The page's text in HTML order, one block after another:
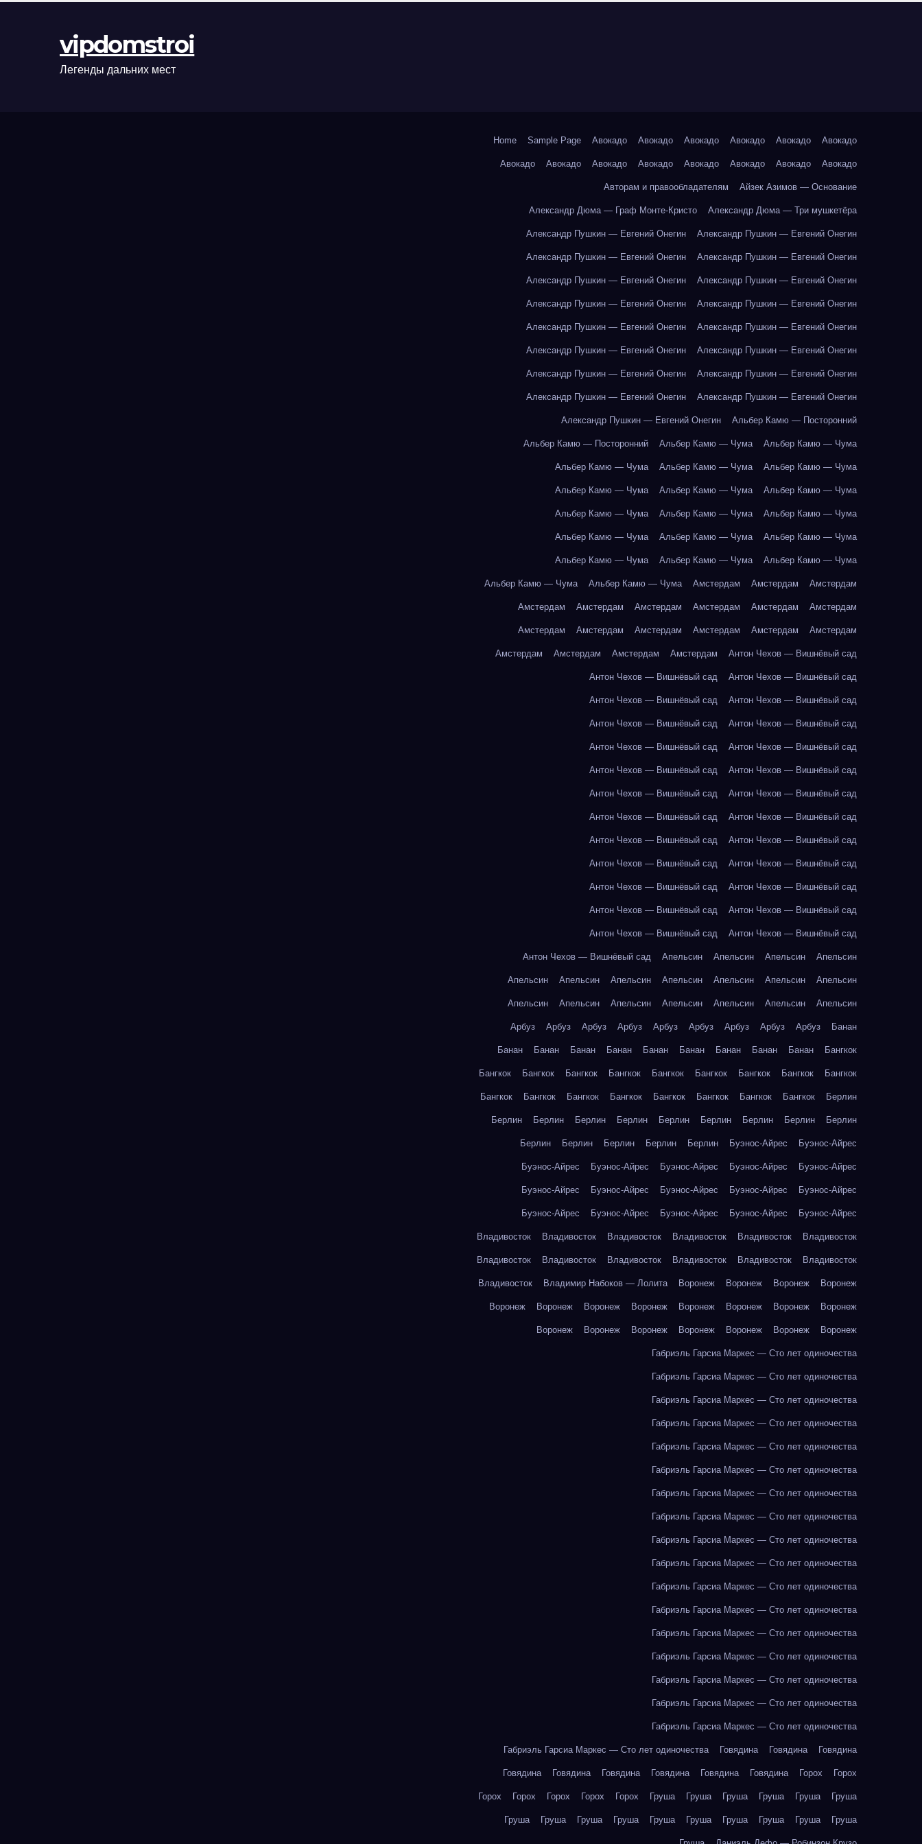
оформления
рыночные
ориентиры
vipdomstroi
Легенды дальних мест
Home Sample Page Авокадо Авокадо Авокадо Авокадо Авокадо Авокадо
Авокадо Авокадо Авокадо Авокадо Авокадо Авокадо Авокадо Авокадо
Авторам и правообладателям Айзек Азимов — Основание
Александр Дюма — Граф Монте-Кристо Александр Дюма — Три мушкетёра
Александр Пушкин — Евгений Онегин Александр Пушкин — Евгений Онегин
Александр Пушкин — Евгений Онегин Александр Пушкин — Евгений Онегин
Александр Пушкин — Евгений Онегин Александр Пушкин — Евгений Онегин
Александр Пушкин — Евгений Онегин Александр Пушкин — Евгений Онегин
Александр Пушкин — Евгений Онегин Александр Пушкин — Евгений Онегин
Александр Пушкин — Евгений Онегин Александр Пушкин — Евгений Онегин
Александр Пушкин — Евгений Онегин Александр Пушкин — Евгений Онегин
Александр Пушкин — Евгений Онегин Александр Пушкин — Евгений Онегин
Александр Пушкин — Евгений Онегин Альбер Камю — Посторонний
Альбер Камю — Посторонний Альбер Камю — Чума Альбер Камю — Чума
Альбер Камю — Чума Альбер Камю — Чума Альбер Камю — Чума
Альбер Камю — Чума Альбер Камю — Чума Альбер Камю — Чума
Альбер Камю — Чума Альбер Камю — Чума Альбер Камю — Чума
Альбер Камю — Чума Альбер Камю — Чума Альбер Камю — Чума
Альбер Камю — Чума Альбер Камю — Чума Альбер Камю — Чума
Альбер Камю — Чума Альбер Камю — Чума Амстердам Амстердам Амстердам
Амстердам Амстердам Амстердам Амстердам Амстердам Амстердам
Амстердам Амстердам Амстердам Амстердам Амстердам Амстердам
Амстердам Амстердам Амстердам Амстердам Антон Чехов — Вишнёвый сад
Антон Чехов — Вишнёвый сад Антон Чехов — Вишнёвый сад
Антон Чехов — Вишнёвый сад Антон Чехов — Вишнёвый сад
Антон Чехов — Вишнёвый сад Антон Чехов — Вишнёвый сад
Антон Чехов — Вишнёвый сад Антон Чехов — Вишнёвый сад
Антон Чехов — Вишнёвый сад Антон Чехов — Вишнёвый сад
Антон Чехов — Вишнёвый сад Антон Чехов — Вишнёвый сад
Антон Чехов — Вишнёвый сад Антон Чехов — Вишнёвый сад
Антон Чехов — Вишнёвый сад Антон Чехов — Вишнёвый сад
Антон Чехов — Вишнёвый сад Антон Чехов — Вишнёвый сад
Антон Чехов — Вишнёвый сад Антон Чехов — Вишнёвый сад
Антон Чехов — Вишнёвый сад Антон Чехов — Вишнёвый сад
Антон Чехов — Вишнёвый сад Антон Чехов — Вишнёвый сад
Антон Чехов — Вишнёвый сад Апельсин Апельсин Апельсин Апельсин
Апельсин Апельсин Апельсин Апельсин Апельсин Апельсин Апельсин
Апельсин Апельсин Апельсин Апельсин Апельсин Апельсин Апельсин
Арбуз Арбуз Арбуз Арбуз Арбуз Арбуз Арбуз Арбуз Арбуз Банан
Банан Банан Банан Банан Банан Банан Банан Банан Банан Бангкок
Бангкок Бангкок Бангкок Бангкок Бангкок Бангкок Бангкок Бангкок Бангкок
Бангкок Бангкок Бангкок Бангкок Бангкок Бангкок Бангкок Бангкок Берлин
Берлин Берлин Берлин Берлин Берлин Берлин Берлин Берлин Берлин
Берлин Берлин Берлин Берлин Берлин Буэнос-Айрес Буэнос-Айрес
Буэнос-Айрес Буэнос-Айрес Буэнос-Айрес Буэнос-Айрес Буэнос-Айрес
Буэнос-Айрес Буэнос-Айрес Буэнос-Айрес Буэнос-Айрес Буэнос-Айрес
Буэнос-Айрес Буэнос-Айрес Буэнос-Айрес Буэнос-Айрес Буэнос-Айрес
Владивосток Владивосток Владивосток Владивосток Владивосток Владивосток
Владивосток Владивосток Владивосток Владивосток Владивосток Владивосток
Владивосток Владимир Набоков — Лолита Воронеж Воронеж Воронеж Воронеж
Воронеж Воронеж Воронеж Воронеж Воронеж Воронеж Воронеж Воронеж
Воронеж Воронеж Воронеж Воронеж Воронеж Воронеж Воронеж
Габриэль Гарсиа Маркес — Сто лет одиночества
Габриэль Гарсиа Маркес — Сто лет одиночества
Габриэль Гарсиа Маркес — Сто лет одиночества
Габриэль Гарсиа Маркес — Сто лет одиночества
Габриэль Гарсиа Маркес — Сто лет одиночества
Габриэль Гарсиа Маркес — Сто лет одиночества
Габриэль Гарсиа Маркес — Сто лет одиночества
Габриэль Гарсиа Маркес — Сто лет одиночества
Габриэль Гарсиа Маркес — Сто лет одиночества
Габриэль Гарсиа Маркес — Сто лет одиночества
Габриэль Гарсиа Маркес — Сто лет одиночества
Габриэль Гарсиа Маркес — Сто лет одиночества
Габриэль Гарсиа Маркес — Сто лет одиночества
Габриэль Гарсиа Маркес — Сто лет одиночества
Габриэль Гарсиа Маркес — Сто лет одиночества
Габриэль Гарсиа Маркес — Сто лет одиночества
Габриэль Гарсиа Маркес — Сто лет одиночества
Габриэль Гарсиа Маркес — Сто лет одиночества Говядина Говядина Говядина
Говядина Говядина Говядина Говядина Говядина Говядина Горох Горох
Горох Горох Горох Горох Горох Груша Груша Груша Груша Груша Груша
Груша Груша Груша Груша Груша Груша Груша Груша Груша Груша